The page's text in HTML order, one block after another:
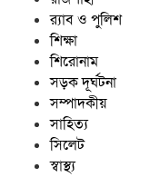
র‍্যাব ও পুলিশ
শিক্ষা
শিরোনাম
সড়ক দূর্ঘটনা
সম্পাদকীয়
সাহিত্য
সিলেট
স্বাস্থ্য